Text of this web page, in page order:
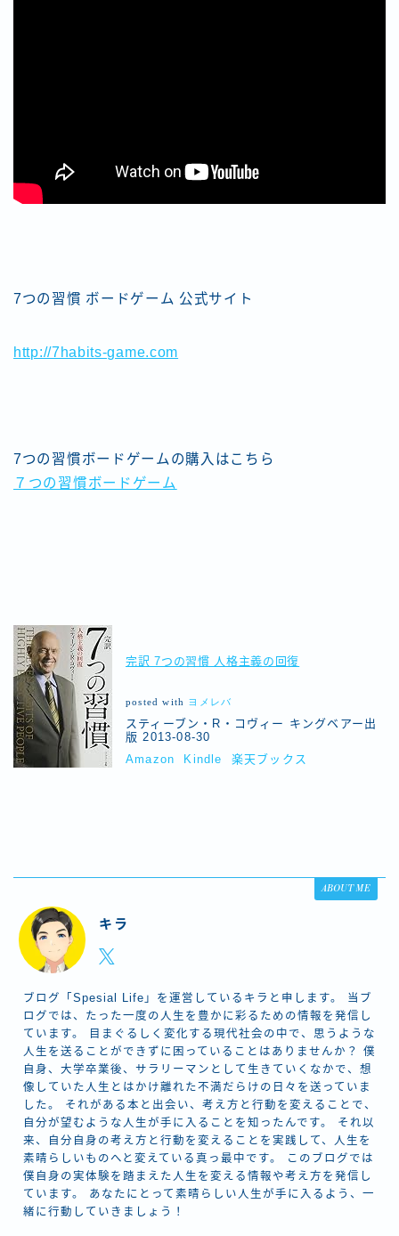
7つの習慣 ボードゲーム 公式サイト
http://7habits-game.com
7つの習慣ボードゲームの購入はこちら
７つの習慣ボードゲーム
完訳 7つの習慣 人格主義の回復
posted with ヨメレバ
スティーブン・R・コヴィー キングベアー出
版 2013-08-30
Amazon
Kindle 楽天ブックス
ABOUT ME
キラ
ブログ「Spesial Life」を運営しているキラと申します。 当ブ
ログでは、たった一度の人生を豊かに彩るための情報を発信し
ています。 目まぐるしく変化する現代社会の中で、思うような
人生を送ることができずに困っていることはありませんか？ 僕
自身、大学卒業後、サラリーマンとして生きていくなかで、想
像していた人生とはかけ離れた不満だらけの日々を送っていま
した。 それがある本と出会い、考え方と行動を変えることで、
自分が望むような人生が手に入ることを知ったんです。 それ以
来、自分自身の考え方と行動を変えることを実践して、人生を
素晴らしいものへと変えている真っ最中です。 このブログでは
僕自身の実体験を踏まえた人生を変える情報や考え方を発信し
ています。 あなたにとって素晴らしい人生が手に入るよう、一
緒に行動していきましょう！